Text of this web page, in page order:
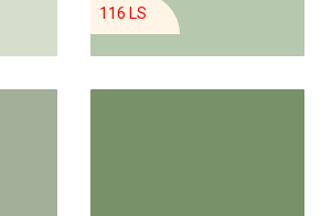
116 LS